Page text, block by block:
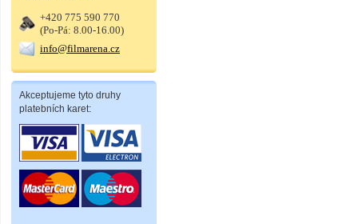
+420 775 590 770
(Po-Pá: 8.00-16.00)
info@filmarena.cz
Akceptujeme tyto druhy
platebních karet: